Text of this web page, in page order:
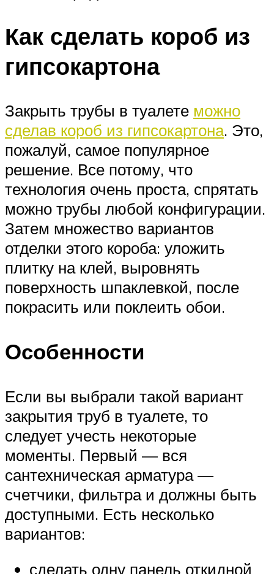
Как сделать короб из
гипсокартона
Закрыть трубы в туалете можно
сделав короб из гипсокартона. Это,
пожалуй, самое популярное
решение. Все потому, что
технология очень проста, спрятать
можно трубы любой конфигурации.
Затем множество вариантов
отделки этого короба: уложить
плитку на клей, выровнять
поверхность шпаклевкой, после
покрасить или поклеить обои.
Особенности
Если вы выбрали такой вариант
закрытия труб в туалете, то
следует учесть некоторые
моменты. Первый — вся
сантехническая арматура —
счетчики, фильтра и должны быть
доступными. Есть несколько
вариантов:
сделать одну панель откидной